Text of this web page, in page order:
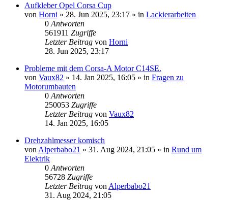
Aufkleber Opel Corsa Cup
von Horni » 28. Jun 2025, 23:17 » in Lackierarbeiten
0 Antworten
561911 Zugriffe
Letzter Beitrag von Horni
28. Jun 2025, 23:17
Probleme mit dem Corsa-A Motor C14SE.
von Vaux82 » 14. Jan 2025, 16:05 » in Fragen zu
Motorumbauten
0 Antworten
250053 Zugriffe
Letzter Beitrag von Vaux82
14. Jan 2025, 16:05
Drehzahlmesser komisch
von Alperbabo21 » 31. Aug 2024, 21:05 » in Rund um
Elektrik
0 Antworten
56728 Zugriffe
Letzter Beitrag von Alperbabo21
31. Aug 2024, 21:05